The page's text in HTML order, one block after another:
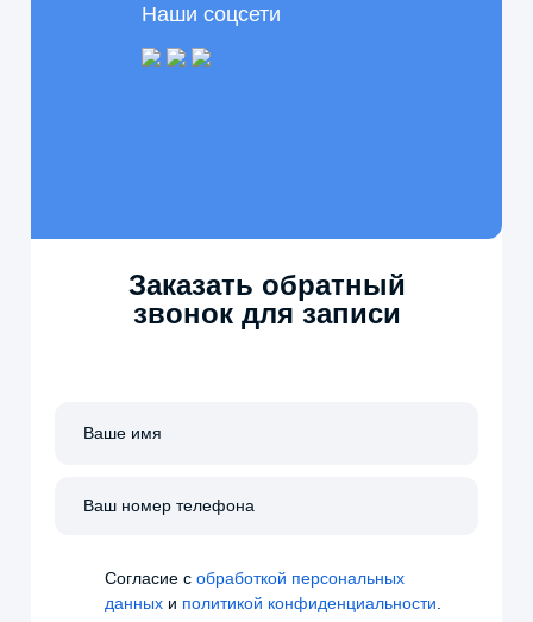
Наши соцсети
Заказать обратный
звонок для записи
Cогласие с обработкой персональных
данных и политикой конфиденциальности